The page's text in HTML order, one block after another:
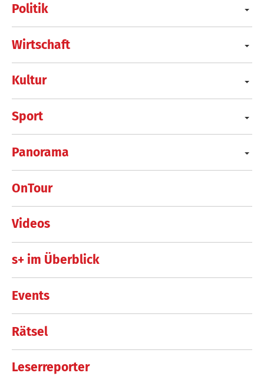
Politik
Wirtschaft
Kultur
Sport
Panorama
OnTour
Videos
s+ im Überblick
Events
Rätsel
Leserreporter